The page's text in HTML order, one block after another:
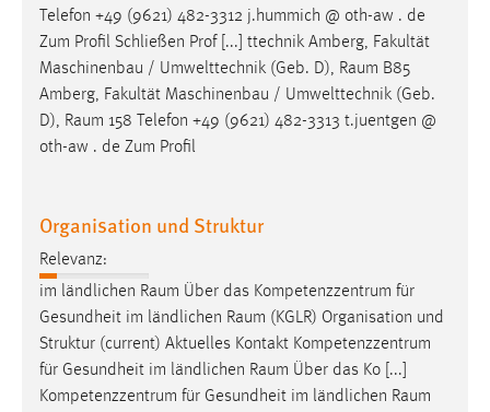
Telefon +49 (9621) 482-3312 j.hummich @ oth-aw . de
Zum Profil Schließen Prof [...] ttechnik Amberg, Fakultät
Maschinenbau / Umwelttechnik (Geb. D), Raum B85
Amberg, Fakultät Maschinenbau / Umwelttechnik (Geb.
D), Raum 158 Telefon +49 (9621) 482-3313 t.juentgen @
oth-aw . de Zum Profil
Organisation und Struktur
Relevanz:
im ländlichen Raum Über das Kompetenzzentrum für
Gesundheit im ländlichen Raum (KGLR) Organisation und
Struktur (current) Aktuelles Kontakt Kompetenzzentrum
für Gesundheit im ländlichen Raum Über das Ko [...]
Kompetenzzentrum für Gesundheit im ländlichen Raum